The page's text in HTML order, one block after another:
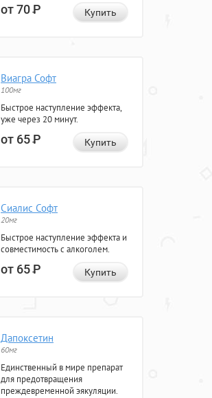
от 70Р Купить
Виагра Софт
100мг
Быстрое наступление эффекта,
уже через 20 минут.
от 65Р Купить
Сиалис Софт
20мг
Быстрое наступление эффекта и
совместимость с алкоголем.
от 65Р Купить
Дапоксетин
60мг
Единственный в мире препарат
для предотвращения
преждевременной эякуляции.